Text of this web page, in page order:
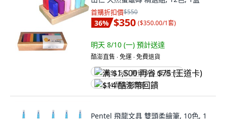
首購折扣價$550
36% $350 ($350.00/1套)
明天 8/10 (一) 預計送達
酷澎直售 ∙ 免運 ∙ 免費退貨
满 $1,500 再省 $75 (王道卡)
$14 酷澎幣回饋
Pentel 飛龍文具 雙頭柔繪筆, 10色, 1